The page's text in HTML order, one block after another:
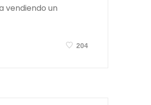
vendiendo un
204